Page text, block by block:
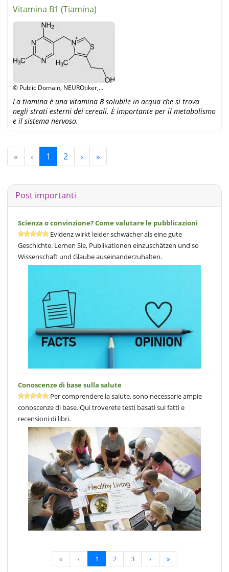
Vitamina B1 (Tiamina)
© Public Domain, NEUROtiker,
La tiamina è una vitamina B solubile in acqua che si trova
negli strati esterni dei cereali. È importante per il metabolismo
e il sistema nervoso.
« ‹ 1 2 › »
Post importanti
Scienza o convinzione? Come valutare le pubblicazioni
Evidenz wirkt leider schwächer als eine gute
Geschichte. Lernen Sie, Publikationen einzuschätzen und so
Wissenschaft und Glaube auseinanderzuhalten.
Conoscenze di base sulla salute
Per comprendere la salute, sono necessarie ampie
conoscenze di base. Qui troverete testi basati sui fatti e
recensioni di libri.
« ‹ 1 2 3 › »